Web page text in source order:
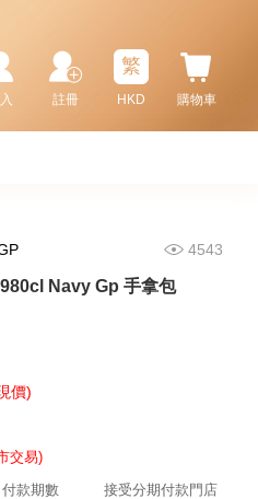
購物車
繁
HKD
註冊
4543
Navy Gp 手拿包
價)
交易)
付款期數 接受分期付款門店
袋 Ap4936c Blk
包/斜挎包